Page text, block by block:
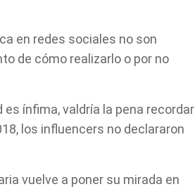
en redes sociales no son
de cómo realizarlo o por no
ínfima, valdría la pena recordar
los influencers no declararon
vuelve a poner su mirada en